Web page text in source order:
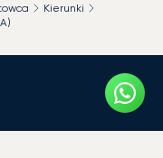
Kierunki